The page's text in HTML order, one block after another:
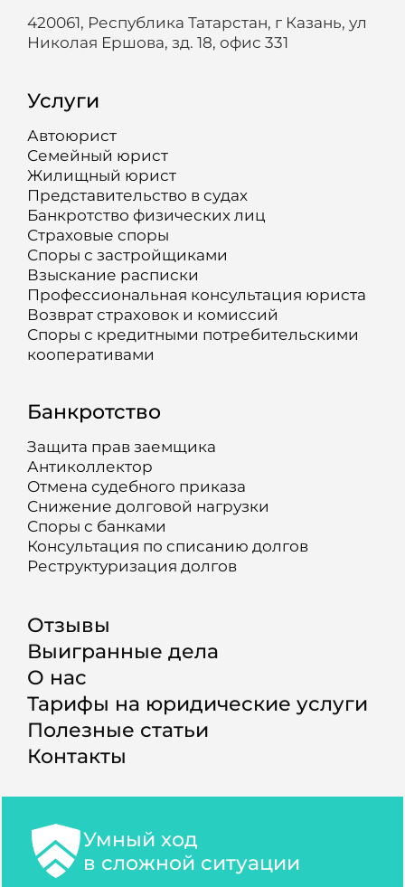
420061, Республика Татарстан, г Казань, ул
Николая Ершова, зд. 18, офис 331
Услуги
Автоюрист
Семейный юрист
Жилищный юрист
Представительство в судах
Банкротство физических лиц
Страховые споры
Споры с застройщиками
Взыскание расписки
Профессиональная консультация юриста
Возврат страховок и комиссий
Споры с кредитными потребительскими
кооперативами
Банкротство
Защита прав заемщика
Антиколлектор
Отмена судебного приказа
Снижение долговой нагрузки
Споры с банками
Консультация по списанию долгов
Реструктуризация долгов
Отзывы
Выигранные дела
О нас
Тарифы на юридические услуги
Полезные статьи
Контакты
Умный ход
в сложной ситуации